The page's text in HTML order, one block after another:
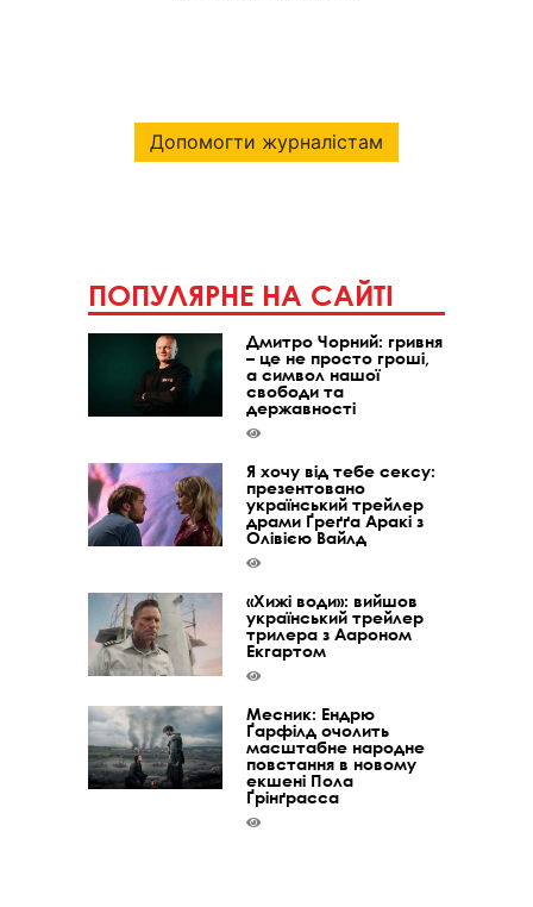
Допомогти журналістам
ПОПУЛЯРНЕ НА САЙТІ
Дмитро Чорний: гривня
– це не просто гроші,
а символ нашої
свободи та
державності
Я хочу від тебе сексу:
презентовано
український трейлер
драми Ґреґґа Аракі з
Олівією Вайлд
«Хижі води»: вийшов
український трейлер
трилера з Аароном
Екгартом
Месник: Ендрю
Ґарфілд очолить
масштабне народне
повстання в новому
екшені Пола
Ґрінґрасса